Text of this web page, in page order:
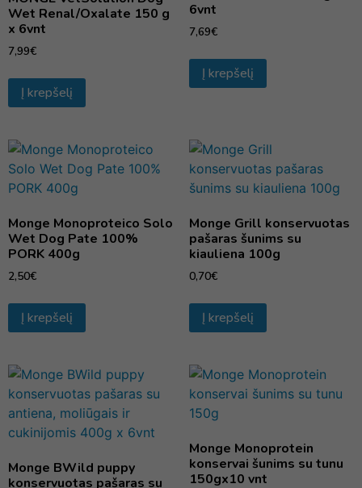
Wet Renal/Oxalate 150 g
x 6vnt
7,99€
Į krepšelį
6vnt
7,69€
Į krepšelį
Monge Monoproteico Solo
Wet Dog Pate 100%
PORK 400g
2,50€
Į krepšelį
Monge Grill konservuotas
pašaras šunims su
kiauliena 100g
0,70€
Į krepšelį
Monge BWild puppy
konservuotas pašaras su
Monge Monoprotein
konservai šunims su tunu
150gx10 vnt